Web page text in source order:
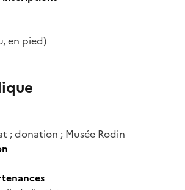
en pied)
; donation ; Musée Rodin